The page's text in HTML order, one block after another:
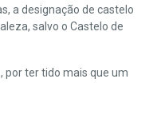
a designação de castelo
salvo o Castelo de
ter tido mais que um